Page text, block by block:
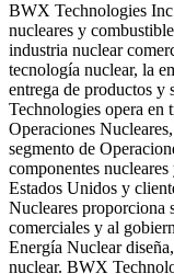
BWX Technologies
nucleares y
industria nuclear
tecnología nuclear, la
entrega de productos y
Technologies opera en
Operaciones
segmento de
componentes
Estados Unidos y
Nucleares proporciona
comerciales y al
Energía Nuclear
nuclear. BWX